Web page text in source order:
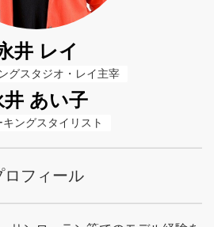
井 レイ
グスタジオ・レイ主宰
井 あい子
キングスタイリスト
ロフィール